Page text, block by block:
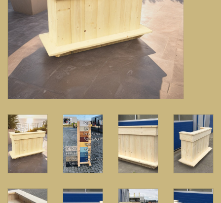
Hockers & Terrastafels
Opbergkisten
buy-gift-card
Zuilen & Pilaren
Blog